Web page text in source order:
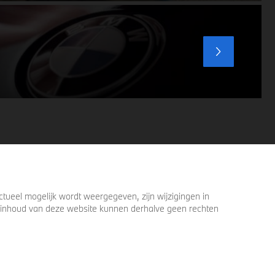
voordat u verder loopt.
mogelijk wordt weergegeven, zijn wijzigingen in
van deze website kunnen derhalve geen rechten